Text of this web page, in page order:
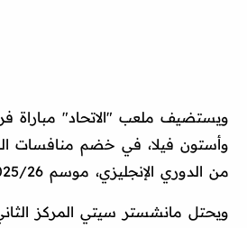
ويستضيف ملعب "الاتحاد" مباراة
وأستون فيلا، في خضم منافسات
من الدوري الإنجليزي، موسم 2025/26.
ويحتل مانشستر سيتي المركز